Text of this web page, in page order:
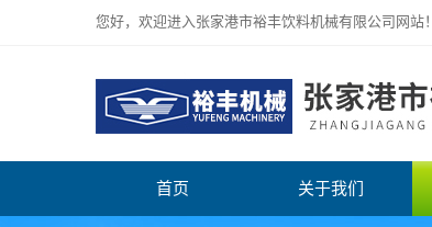
您好，欢迎进入张家港市裕丰饮料机械有限公司网站！
首页 关于我们